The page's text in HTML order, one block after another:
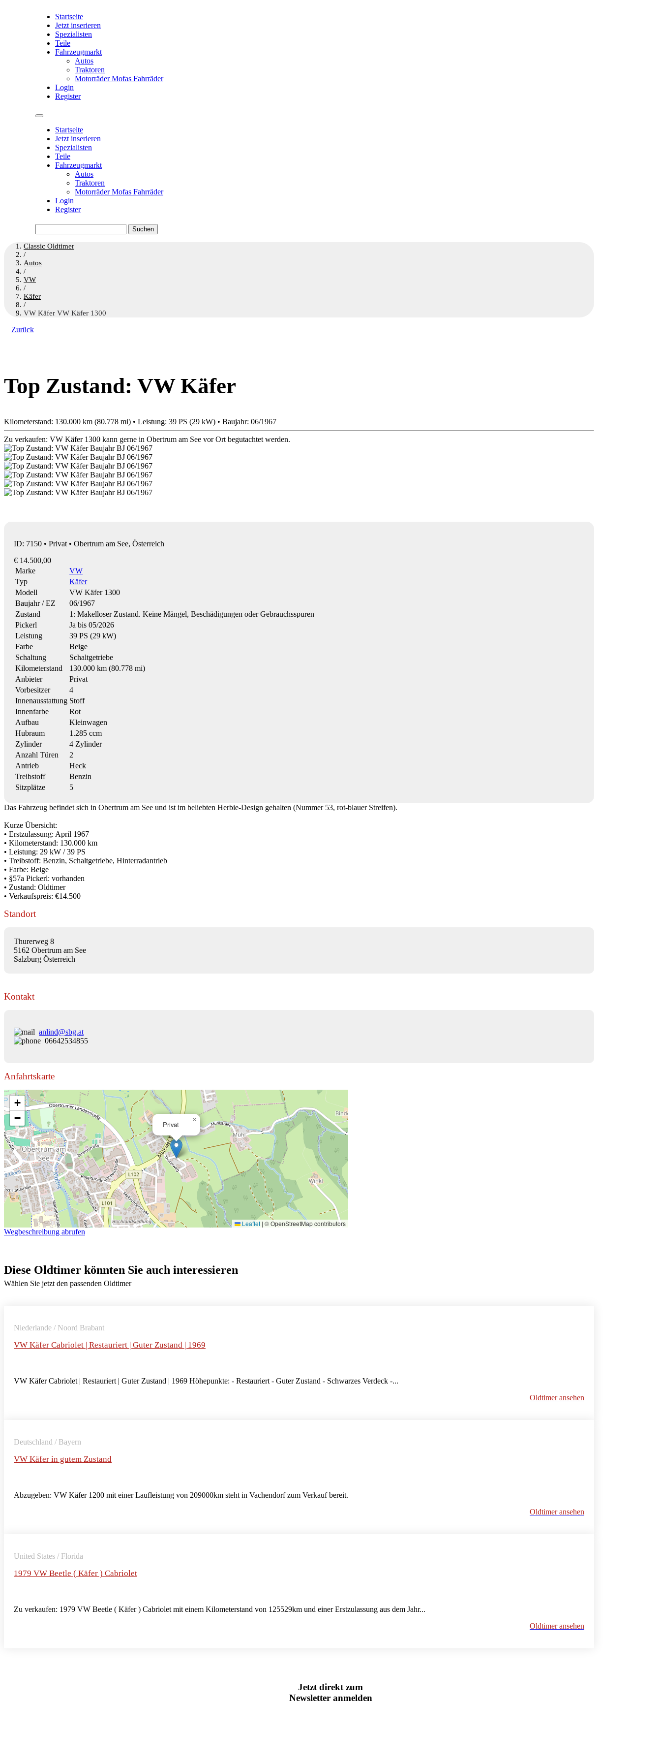
Startseite
Jetzt inserieren
Spezialisten
Teile
Fahrzeugmarkt
Autos
Traktoren
Motorräder Mofas Fahrräder
Login
Register
Startseite
Jetzt inserieren
Spezialisten
Teile
Fahrzeugmarkt
Autos
Traktoren
Motorräder Mofas Fahrräder
Login
Register
nach:
Classic Oldtimer
/
Autos
/
VW
/
Käfer
/
VW Käfer VW Käfer 1300
Zurück
Top Zustand: VW Käfer
Kilometerstand: 130.000 km (80.778 mi) • Leistung: 39 PS (29 kW) • Baujahr: 06/1967
Zu verkaufen: VW Käfer 1300 kann gerne in Obertrum am See vor Ort begutachtet werden.
ID: 7150 • Privat • Obertrum am See, Österreich
€ 14.500,00
Marke
VW
Typ
Käfer
Modell
VW Käfer 1300
Baujahr / EZ
06/1967
Zustand
1: Makelloser Zustand. Keine Mängel, Beschädigungen oder Gebrauchsspuren
Pickerl
Ja bis 05/2026
Leistung
39 PS (29 kW)
Farbe
Beige
Schaltung
Schaltgetriebe
Kilometerstand
130.000 km (80.778 mi)
Anbieter
Privat
Vorbesitzer
4
Innenausstattung Stoff
Innenfarbe
Rot
Aufbau
Kleinwagen
Hubraum
1.285 ccm
Zylinder
4 Zylinder
Anzahl Türen
2
Antrieb
Heck
Treibstoff
Benzin
Sitzplätze
5
Das Fahrzeug befindet sich in Obertrum am See und ist im beliebten Herbie-Design gehalten (Nummer 53, rot-blauer Streifen).
Kurze Übersicht:
• Erstzulassung: April 1967
• Kilometerstand: 130.000 km
• Leistung: 29 kW / 39 PS
• Treibstoff: Benzin, Schaltgetriebe, Hinterradantrieb
• Farbe: Beige
• §57a Pickerl: vorhanden
• Zustand: Oldtimer
• Verkaufspreis: €14.500
Standort
Thurerweg 8
5162 Obertrum am See
Salzburg Österreich
Kontakt
anlind@sbg.at
06642534855
Anfahrtskarte
Privat
×
+
−
Leaflet | © OpenStreetMap contributors
Wegbeschreibung abrufen
Diese Oldtimer könnten Sie auch interessieren
Wählen Sie jetzt den passenden Oldtimer
Niederlande / Noord Brabant
VW Käfer Cabriolet | Restauriert | Guter Zustand | 1969
VW Käfer Cabriolet | Restauriert | Guter Zustand | 1969 Höhepunkte: - Restauriert - Guter Zustand - Schwarzes Verdeck -...
Oldtimer ansehen
Deutschland / Bayern
VW Käfer in gutem Zustand
Abzugeben: VW Käfer 1200 mit einer Laufleistung von 209000km steht in Vachendorf zum Verkauf bereit.
Oldtimer ansehen
United States / Florida
1979 VW Beetle ( Käfer ) Cabriolet
Zu verkaufen: 1979 VW Beetle ( Käfer ) Cabriolet mit einem Kilometerstand von 125529km und einer Erstzulassung aus dem Jahr...
Oldtimer ansehen
Jetzt direkt zum
Newsletter anmelden